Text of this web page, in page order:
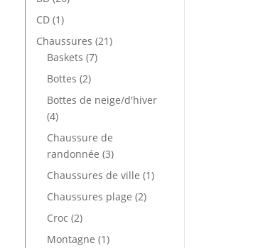
CD 11
produit
Chaussures 2121
Baskets 77
Bottes 22
produits
Bottes de neige/d'hiver
44
produits
Chaussure de
randonnée 33
produits
Chaussures de ville 11
Chaussures plage 22
Croc 22
produits
Montagne 11